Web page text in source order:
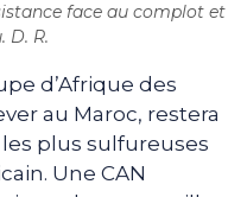
face au complot et
D. R.
d’Afrique des
au Maroc, restera
plus sulfureuses
Une CAN